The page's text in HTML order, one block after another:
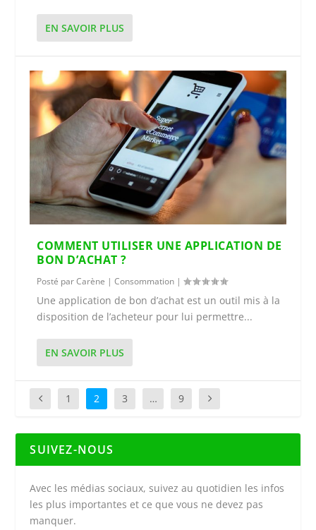
EN SAVOIR PLUS
COMMENT UTILISER UNE APPLICATION DE
BON D’ACHAT ?
Posté parCarène |Consommation |
Une application de bon d’achat est un outil mis à la
disposition de l’acheteur pour lui permettre...
EN SAVOIR PLUS
1 2 3 … 9
SUIVEZ-NOUS
Avec les médias sociaux, suivez au quotidien les infos
les plus importantes et ce que vous ne devez pas
manquer.